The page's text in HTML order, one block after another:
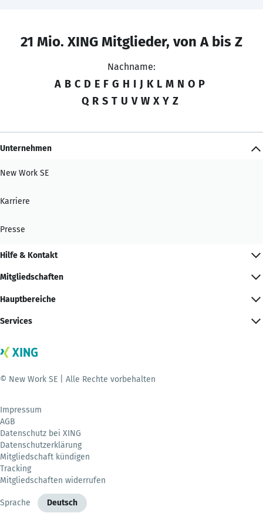
21 Mio. XING Mitglieder, von A bis Z
Nachname:
A B C D E F G H I J K L M N O P
Q R S T U V W X Y Z
Unternehmen
New Work SE
Karriere
Presse
Hilfe & Kontakt
Mitgliedschaften
Hauptbereiche
Services
© New Work SE | Alle Rechte vorbehalten
Impressum
AGB
Datenschutz bei XING
Datenschutzerklärung
Mitgliedschaft kündigen
Tracking
Mitgliedschaften widerrufen
Sprache Deutsch